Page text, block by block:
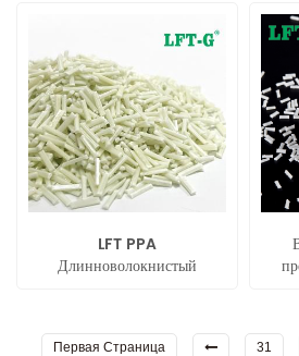
LFT PPA
Длинноволокнистый
Первая Страница 31